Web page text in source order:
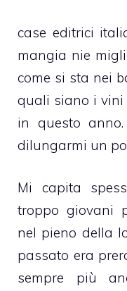
case editrici
mangia nie
come si sta nei
quali siano i vini
in questo
dilungarmi un
Mi capita
troppo giovani
nel pieno della
passato era
sempre più